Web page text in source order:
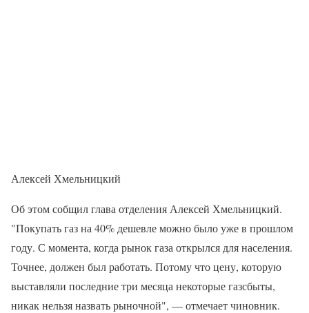
Алексей Хмельницкий
Об этом собщил глава отделения Алексей Хмельницкий.
"Покупать газ на 40% дешевле можно было уже в прошлом
году. С момента, когда рынок газа открылся для населения.
Точнее, должен был работать. Потому что цену, которую
выставляли последние три месяца некоторые газсбыты,
никак нельзя назвать рыночной", — отмечает чиновник.